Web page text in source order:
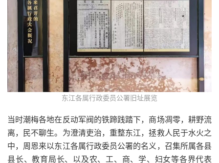
东江各属行政委员公署旧址展览
当时潮梅各地在反动军阀的铁蹄践踏下，商场凋零，耕野流
离，民不聊生。为澄清吏治，重整东江，拯救人民于水火之
中，周恩来以东江各属行政委员公署的名义，召集所属各县
县长、教育局长、以及农、工、商、学、妇女等各界代表